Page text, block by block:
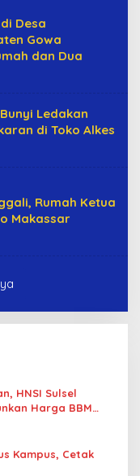
Desa
Gowa
dan Dua
Ledakan
di Toko Alkes
Rumah Ketua
Makassar
HNSI Sulsel
Harga BBM
Kampus, Cetak